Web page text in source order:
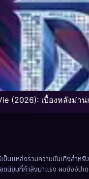
(2026): เบื้องหลังม่า
ป็นแหล่งรวมความบันเทิงสำหรั
ดนิยมที่กำลังมาแรง ผมยังอัป